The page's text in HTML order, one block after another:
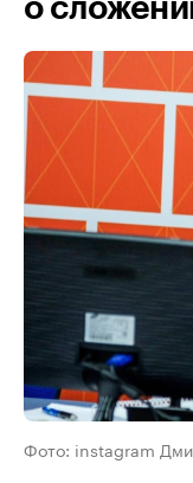
о
Фото: instagram